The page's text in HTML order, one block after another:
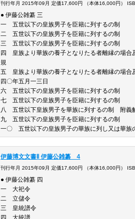
刊行年月 2015年09月 定価17,600円 （本体16,000円）
● 伊藤公雑纂 三
一 五世以下の皇族男子を臣籍に列するの制
二 五世以下の皇族男子を臣籍に列するの制
三 五世以下の皇族男子を臣籍に列するの制
四 皇族より華族の養子となりたる者離縁の場合
規
五 皇族より華族の養子となりたる者離縁の場
四〇年五月一三日
六 五世以下の皇族男子を臣籍に列するの制
七 五世以下の皇族男子を臣籍に列するの制
八 五世以下皇族男子を華族に列するの制 附義
九 五世以下の皇族男子を臣籍に列するの制
一〇 五世以下の皇族男子の華族に列し又は華族
伊藤博文文書Ⅱ 伊藤公雑纂 4
刊行年月 2015年09月 定価17,600円 （本体16,000円）
● 伊藤公雑纂 四
一 大祀令
二 立儲令
三 皇統譜令
四